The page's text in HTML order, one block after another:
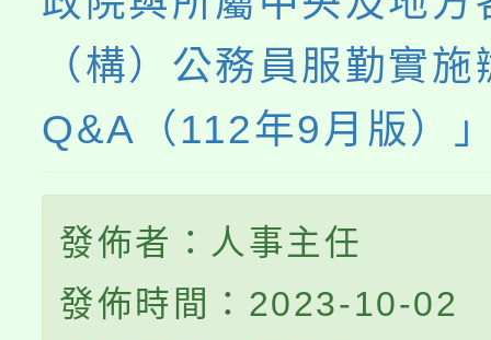
（構）公務員服勤實施
Q&A（112年9月版）
發佈者：人事主任
發佈時間：2023-10-02